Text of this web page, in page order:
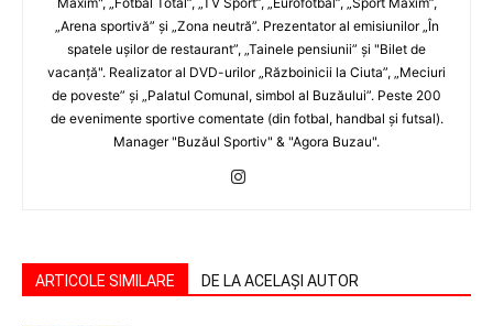
„Arena sportivă” şi „Zona neutră”. Prezentator al emisiunilor „În
spatele uşilor de restaurant”, „Tainele pensiunii” şi "Bilet de
vacanţă". Realizator al DVD-urilor „Războinicii la Ciuta”, „Meciuri
de poveste” şi „Palatul Comunal, simbol al Buzăului”. Peste 200
de evenimente sportive comentate (din fotbal, handbal şi futsal).
Manager "Buzăul Sportiv" & "Agora Buzau".
ARTICOLE SIMILARE DE LA ACELAȘI AUTOR